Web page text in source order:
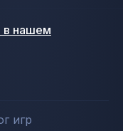
в нашем
игр